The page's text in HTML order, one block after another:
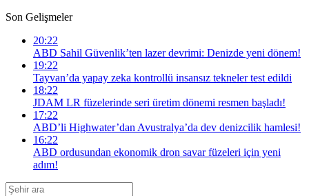
Son Gelişmeler
20:22
ABD Sahil Güvenlik’ten lazer devrimi: Denizde yeni dönem!
19:22
Tayvan’da yapay zeka kontrollü insansız tekneler test edildi
18:22
JDAM LR füzelerinde seri üretim dönemi resmen başladı!
17:22
ABD’li Highwater’dan Avustralya’da dev denizcilik hamlesi!
16:22
ABD ordusundan ekonomik dron savar füzeleri için yeni
adım!